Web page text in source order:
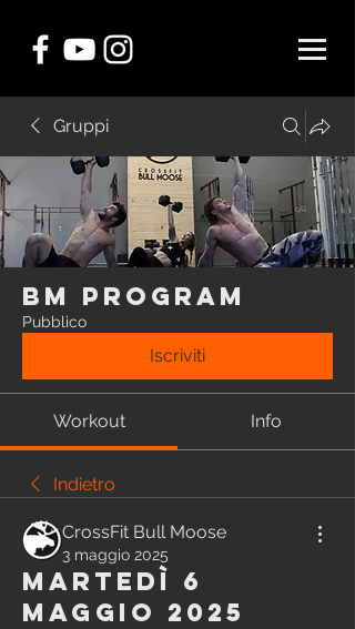
Gruppi
BM Program
Pubblico
Iscriviti
Workout Info
Indietro
CrossFit Bull Moose
3 maggio 2025
Martedì 6
Maggio 2025